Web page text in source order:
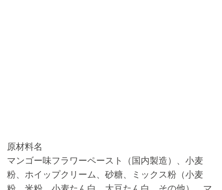
原材料名
マンゴー味フラワーペースト（国内製造）、小麦
粉、ホイップクリーム、砂糖、ミックス粉（小麦
粉、米粉、小麦たん白、大豆たん白、その他）、マ